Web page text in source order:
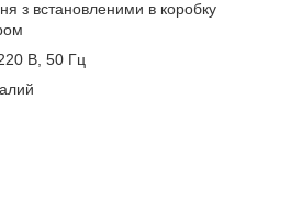
з встановленими в коробку
В, 50 Гц